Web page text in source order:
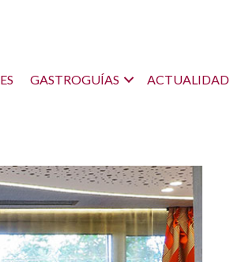
GASTROGUÍAS ACTUALIDAD